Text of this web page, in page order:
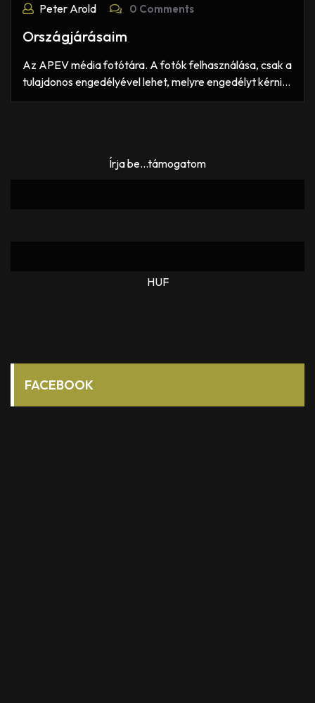
Peter Arold 0 Comments
Országjárásaim
Az APEV média fotótára. A fotók felhasználása, csak a
tulajdonos engedélyével lehet, melyre engedélyt kérni…
Írja be...támogatom
HUF
FACEBOOK